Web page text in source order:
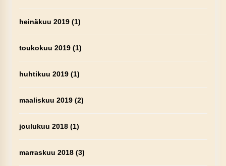
heinäkuu 2019(1)
toukokuu 2019(1)
huhtikuu 2019(1)
maaliskuu 2019(2)
joulukuu 2018(1)
marraskuu 2018(3)